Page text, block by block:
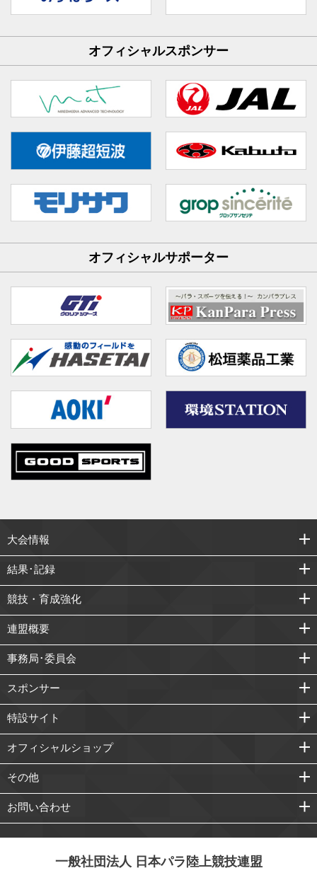
オフィシャルスポンサー
オフィシャルサポーター
大会情報
結果･記録
競技・育成強化
連盟概要
事務局･委員会
スポンサー
特設サイト
オフィシャルショップ
その他
お問い合わせ
一般社団法人 日本パラ陸上競技連盟